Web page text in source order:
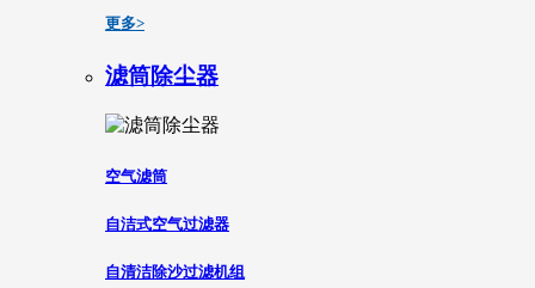
更多>
滤筒除尘器
空气滤筒
自洁式空气过滤器
自清洁除沙过滤机组